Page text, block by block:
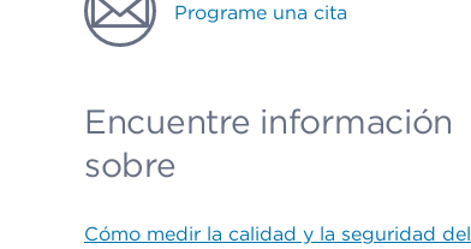
Programe una cita
Encuentre información
sobre
Cómo medir la calidad y la seguridad del